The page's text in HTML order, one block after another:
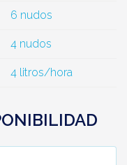
6 nudos
4 nudos
4 litros/hora